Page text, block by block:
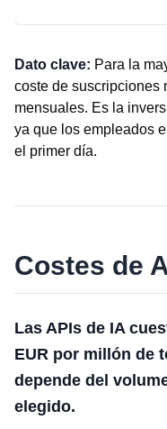
Dato clave: Para la
coste de suscripciones
mensuales. Es la
ya que los empleados
el primer día.
Costes de
Las APIs de IA
EUR por millón de
depende del
elegido.